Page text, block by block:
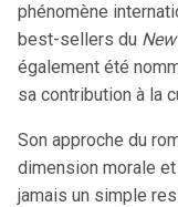
phénomène
best-sellers du
également été
sa contribution à la
Son approche du
dimension morale
jamais un simple